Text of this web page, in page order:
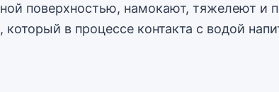
поверхностью, намокают, тяжелеют
в процессе контакта с водой